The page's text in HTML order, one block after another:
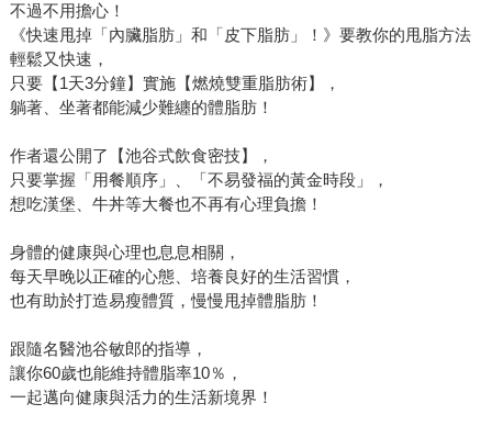
不過不用擔心！
《快速甩掉「內臟脂肪」和「皮下脂肪」！》要教你的甩脂方法
輕鬆又快速，
只要【1天3分鐘】實施【燃燒雙重脂肪術】，
躺著、坐著都能減少難纏的體脂肪！
作者還公開了【池谷式飲食密技】，
只要掌握「用餐順序」、「不易發福的黃金時段」，
想吃漢堡、牛丼等大餐也不再有心理負擔！
身體的健康與心理也息息相關，
每天早晚以正確的心態、培養良好的生活習慣，
也有助於打造易瘦體質，慢慢甩掉體脂肪！
跟隨名醫池谷敏郎的指導，
讓你60歲也能維持體脂率10％，
一起邁向健康與活力的生活新境界！